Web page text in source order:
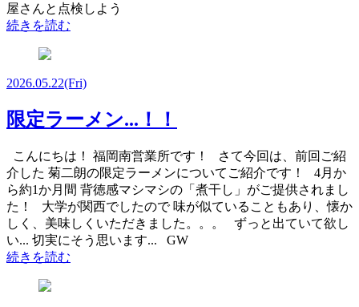
屋さんと点検しよう
続きを読む
2026.05.22(Fri)
限定ラーメン...！！
こんにちは！ 福岡南営業所です！ さて今回は、前回ご紹
介した 菊二朗の限定ラーメンについてご紹介です！ 4月か
ら約1か月間 背徳感マシマシの「煮干し」がご提供されまし
た！ 大学が関西でしたので 味が似ていることもあり、懐か
しく、美味しくいただきました。。。 ずっと出ていて欲し
い... 切実にそう思います... GW
続きを読む